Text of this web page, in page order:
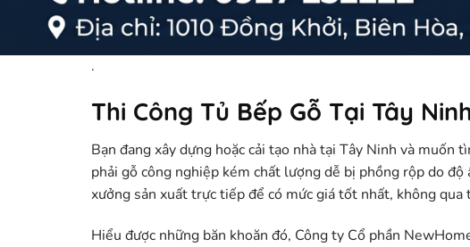
.
Thi Công Tủ Bếp Gỗ Tại Tây
Bạn đang xây dựng hoặc cải tạo nhà tại Tây Ninh và muốn
phải gỗ công nghiệp kém chất lượng dễ bị phồng rộp do
xưởng sản xuất trực tiếp để có mức giá tốt nhất, không
Hiểu được những băn khoăn đó, Công ty Cổ phần